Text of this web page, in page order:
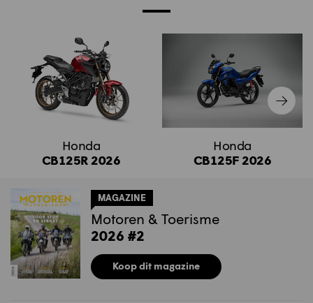
Honda
CB125R 2026
Honda
CB125F 2026
MAGAZINE
Motoren & Toerisme
2026 #2
Koop dit magazine